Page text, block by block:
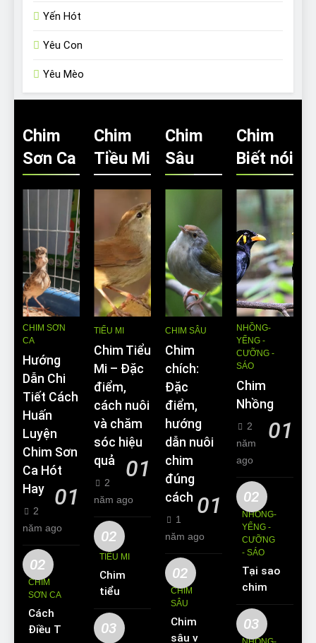
Yến Hót
Yêu Con
Yêu Mèo
Chim
Sơn Ca
CHIM SƠN
CA
Hướng
Dẫn Chi
Tiết Cách
Huấn
Luyện
Chim Sơn
Ca Hót
Hay
01
2
năm ago
02
CHIM
SƠN CA
Cách
Điều Trị
Chim
Tiều Mi
TIỂU MI
Chim Tiểu
Mi – Đặc
điểm,
cách nuôi
và chăm
sóc hiệu
quả
01
2
năm ago
02
TIỂU MI
Chim
tiểu mi
ăn gì?
Kinh
nghiệm
03
Chim
Sâu
CHIM SÂU
Chim
chích:
Đặc
điểm,
hướng
dẫn nuôi
chim
đúng
cách 01
1
năm ago
02
CHIM
SÂU
Chim
sâu và
Chim
Biết nói
NHỒNG-
YỂNG -
CƯỠNG -
SÁO
Chim
Nhồng
01
2
năm
ago
02
NHỒNG-
YỂNG -
CƯỠNG
- SÁO
Tại sao
chim
Sáo lại
được
yêu
03